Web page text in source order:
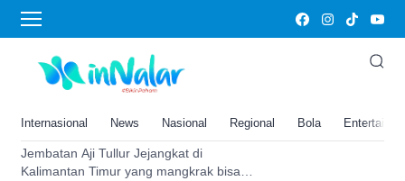
Internasional News Nasional Regional Bola
Aji Tullur Jejangkat
Mangkrak 16 Tahun, Proyek
Jembatan di Kalimantan Timur
Lanjut Asalkan…
Jembatan Aji Tullur Jejangkat di
Kalimantan Timur yang mangkrak bisa